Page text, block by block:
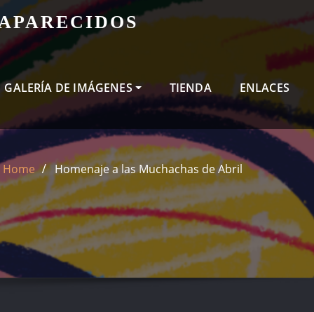
GALERÍA DE IMÁGENES TIENDA ENLACES
Home Homenaje a las Muchachas de Abril